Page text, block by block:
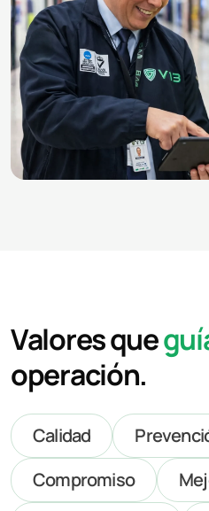
Valores que
operación.
Calidad
Compromiso